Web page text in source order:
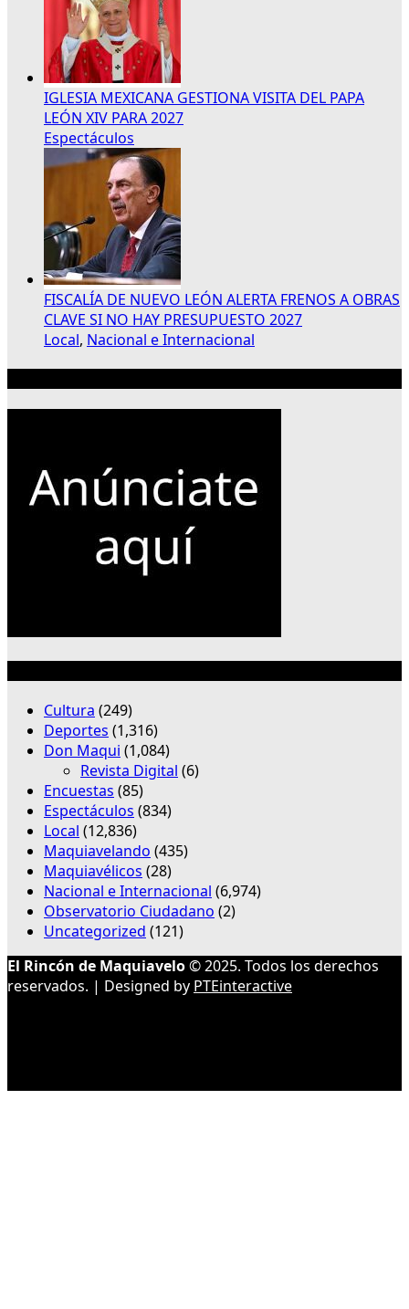
IGLESIA MEXICANA GESTIONA VISITA DEL PAPA
LEÓN XIV PARA 2027
Espectáculos
FISCALÍA DE NUEVO LEÓN ALERTA FRENOS A OBRAS
CLAVE SI NO HAY PRESUPUESTO 2027
Local, Nacional e Internacional
Cultura (249)
Deportes (1,316)
Don Maqui (1,084)
Revista Digital (6)
Encuestas (85)
Espectáculos (834)
Local (12,836)
Maquiavelando (435)
Maquiavélicos (28)
Nacional e Internacional (6,974)
Observatorio Ciudadano (2)
Uncategorized (121)
El Rincón de Maquiavelo© 2025. Todos los derechos
reservados. | Designed by PTEinteractive